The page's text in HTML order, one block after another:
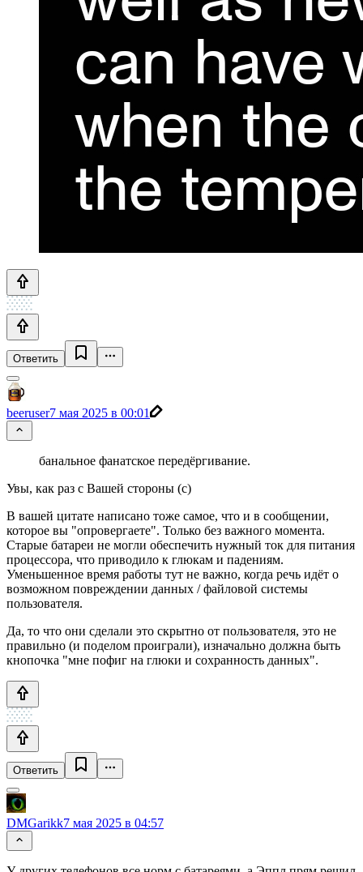
Ответить
beeruser7 мая 2025 в 00:01
банальное фанатское передёргивание.
Увы, как раз с Вашей стороны (с)
В вашей цитате написано тоже самое, что и в сообщении,
которое вы "опровергаете". Только без важного момента.
Старые батареи не могли обеспечить нужный ток для питания
процессора, что приводило к глюкам и падениям.
Уменьшенное время работы тут не важно, когда речь идёт о
возможном повреждении данных / файловой системы
пользователя.
Да, то что они сделали это скрытно от пользователя, это не
правильно (и поделом проиграли), изначально должна быть
кнопочка "мне пофиг на глюки и сохранность данных".
Ответить
DMGarikk7 мая 2025 в 04:57